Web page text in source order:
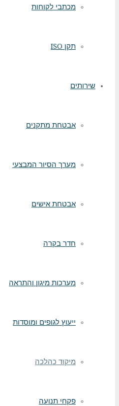
מכתבי לקוחות
תקן ISO
שירותים
אבטחת מתקנים
מערך הסיור המבצעי
אבטחת אישים
חדר בקרה
מערכות מיגון והתראה
ייעוץ לגופים ומוסדות
מיקוד כהלכה
פקחי תנועה